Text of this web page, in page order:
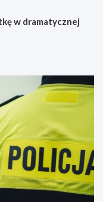
w dramatycznej